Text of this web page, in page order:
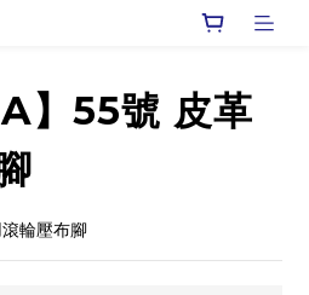
】55號 皮革
輪壓布腳